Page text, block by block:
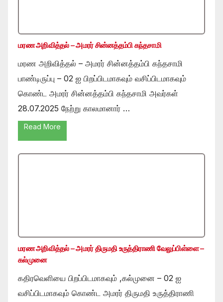
மரண அறிவித்தல் – அமரர் சின்னத்தம்பி கந்தசாமி
மரண அறிவித்தல் – அமரர் சின்னத்தம்பி கந்தசாமி
பாண்டிருப்பு – 02 ஐ பிறப்பிடமாகவும் வசிப்பிடமாகவும்
கொண்ட அமரர் சின்னத்தம்பி கந்தசாமி அவர்கள்
28.07.2025 நேற்று காலமானார் …
Read More
மரண அறிவித்தல் – அமரர் திருமதி உருத்திராணி வேலுப்பிள்ளை –
கல்முனை
கதிரவெளியை பிறப்பிடமாகவும் ,கல்முனை – 02 ஐ
வசிப்பிடமாகவும் கொண்ட அமரர் திருமதி உருத்திராணி